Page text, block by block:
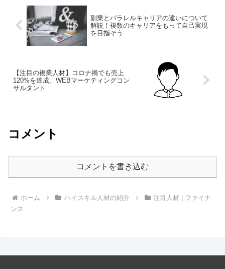
副業とパラレルキャリアの違いについて
解説！複数のキャリアをもって自己実現
を目指そう
【注目の複業人材】コロナ禍でも売上
120%を達成。WEBマーケティングコン
サルタント
コメント
コメントを書き込む
ホーム ハイスキル人材の紹介
注目人材 | ファイナ
ンス